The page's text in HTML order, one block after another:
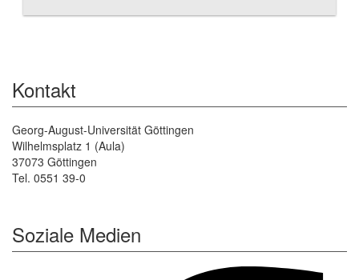
Kontakt
Georg-August-Universität Göttingen
Wilhelmsplatz 1 (Aula)
37073 Göttingen
Tel. 0551 39-0
Soziale Medien